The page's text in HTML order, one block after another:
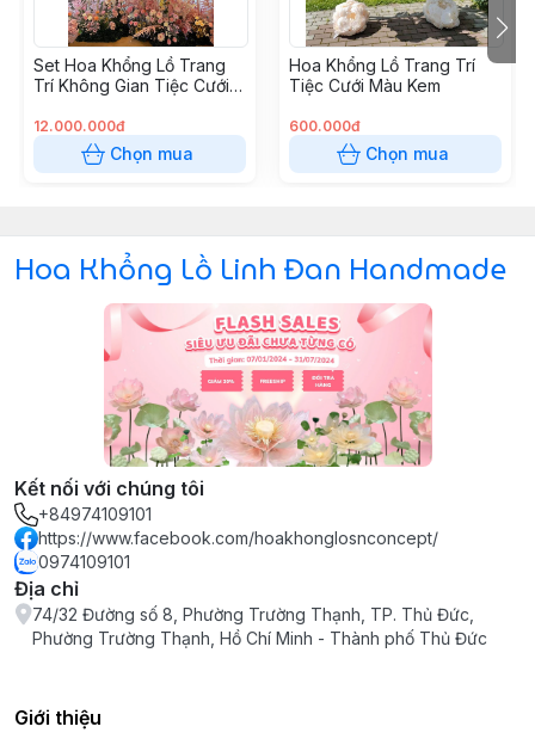
Set Hoa Khổng Lồ Trang
Trí Không Gian Tiệc Cưới,
12.000.000đ
Chọn mua
Hoa Khổng Lồ Trang Trí
Tiệc Cưới Màu Kem
600.000đ
Chọn mua
Hoa Khổng Lồ Linh Đan Handmade
Kết nối với chúng tôi
+84974109101
https://www.facebook.com/hoakhonglosnconcept/
0974109101
Địa chỉ
74/32 Đường số 8, Phường Trường Thạnh, TP. Thủ Đức,
Phường Trường Thạnh, Hồ Chí Minh - Thành phố Thủ Đức
Giới thiệu